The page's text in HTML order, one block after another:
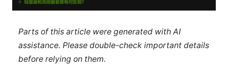
Parts of this article were generated with AI
assistance. Please double-check important details
before relying on them.